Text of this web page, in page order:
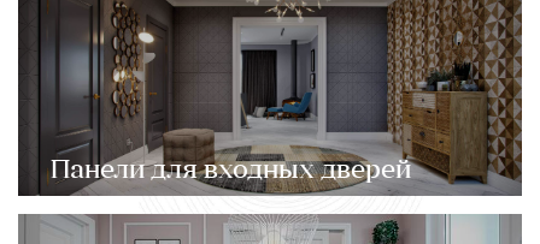
Панели для входных дверей